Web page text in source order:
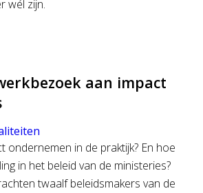
wél zijn.
aan impact
ondernemen in de praktijk? En hoe
in het beleid van de ministeries?
twaalf beleidsmakers van de